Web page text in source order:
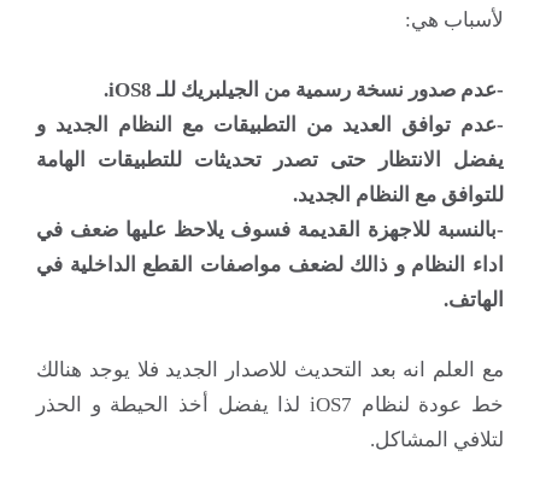
لأسباب هي:
-عدم صدور نسخة رسمية من الجيلبريك للـ iOS8.
-عدم توافق العديد من التطبيقات مع النظام الجديد و
يفضل الانتظار حتى تصدر تحديثات للتطبيقات الهامة
للتوافق مع النظام الجديد.
-بالنسبة للاجهزة القديمة فسوف يلاحظ عليها ضعف في
اداء النظام و ذالك لضعف مواصفات القطع الداخلية في
الهاتف.
مع العلم انه بعد التحديث للاصدار الجديد فلا يوجد هنالك
خط عودة لنظام iOS7 لذا يفضل أخذ الحيطة و الحذر
لتلافي المشاكل.